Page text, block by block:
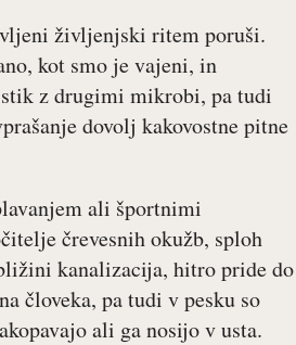
življenjski ritem poruši.
kot smo je vajeni, in
z drugimi mikrobi, pa tudi
dovolj kakovostne pitne
ali športnimi
črevesnih okužb, sploh
kanalizacija, hitro pride do
človeka, pa tudi v pesku so
ali ga nosijo v usta.